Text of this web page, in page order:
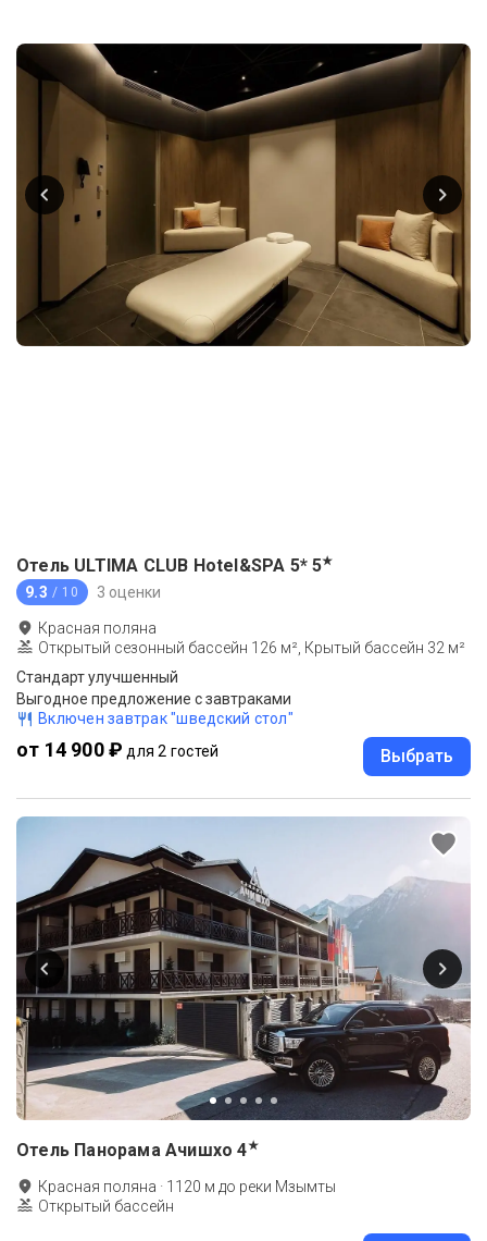
Отель ULTIMA CLUB Hotel&SPA 5*5★
9.3 / 10 3 оценки
Красная поляна
Открытый сезонный бассейн 126 м², Крытый бассейн 32 м²
Стандарт улучшенный
Выгодное предложение с завтраками
Включен завтрак "шведский стол"
от 14 900 ₽ для 2 гостей Выбрать
Отель Панорама Ачишхо 4★
Красная поляна · 1120 м до реки Мзымты
Открытый бассейн